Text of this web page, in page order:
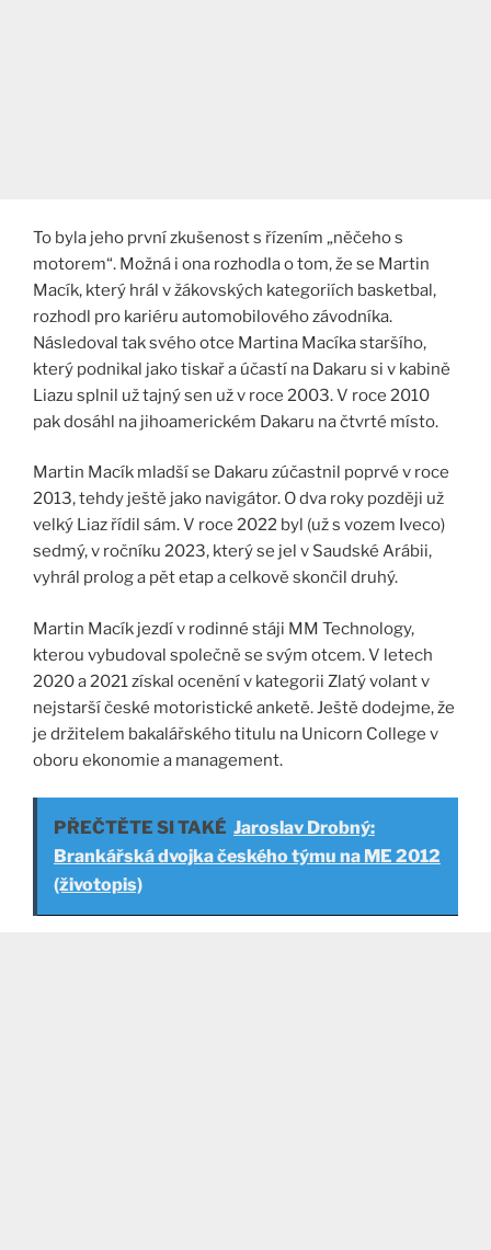
To byla jeho první zkušenost s řízením „něčeho s
motorem“. Možná i ona rozhodla o tom, že se Martin
Macík, který hrál v žákovských kategoriích basketbal,
rozhodl pro kariéru automobilového závodníka.
Následoval tak svého otce Martina Macíka staršího,
který podnikal jako tiskař a účastí na Dakaru si v kabině
Liazu splnil už tajný sen už v roce 2003. V roce 2010
pak dosáhl na jihoamerickém Dakaru na čtvrté místo.
Martin Macík mladší se Dakaru zúčastnil poprvé v roce
2013, tehdy ještě jako navigátor. O dva roky později už
velký Liaz řídil sám. V roce 2022 byl (už s vozem Iveco)
sedmý, v ročníku 2023, který se jel v Saudské Arábii,
vyhrál prolog a pět etap a celkově skončil druhý.
Martin Macík jezdí v rodinné stáji MM Technology,
kterou vybudoval společně se svým otcem. V letech
2020 a 2021 získal ocenění v kategorii Zlatý volant v
nejstarší české motoristické anketě. Ještě dodejme, že
je držitelem bakalářského titulu na Unicorn College v
oboru ekonomie a management.
PŘEČTĚTE SI TAKÉ Jaroslav Drobný:
Brankářská dvojka českého týmu na ME 2012
(životopis)